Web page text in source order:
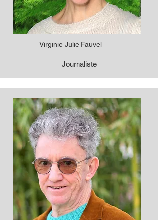
Virginie Julie Fauvel
Journaliste